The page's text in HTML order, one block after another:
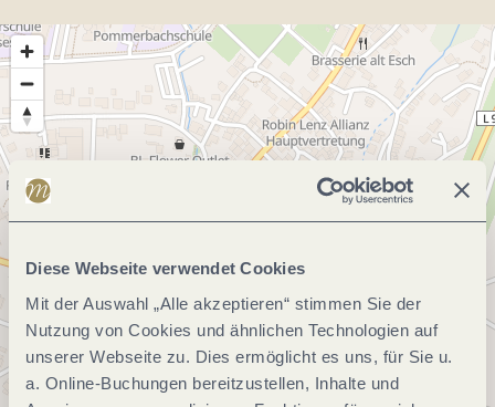
Diese Webseite verwendet Cookies
Mit der Auswahl „Alle akzeptieren“ stimmen Sie der
Nutzung von Cookies und ähnlichen Technologien auf
unserer Webseite zu. Dies ermöglicht es uns, für Sie u.
a. Online-Buchungen bereitzustellen, Inhalte und